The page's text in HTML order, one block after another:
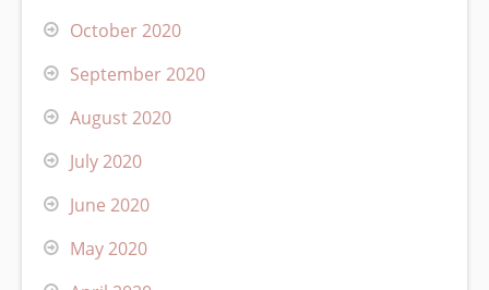
October 2020
September 2020
August 2020
July 2020
June 2020
May 2020